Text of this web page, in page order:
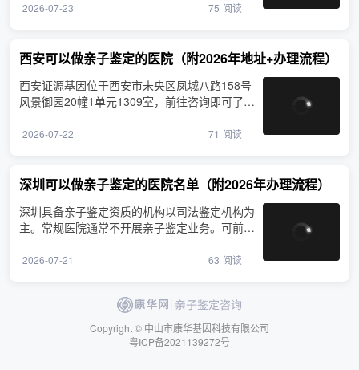
2026-07-23 75 阅读
西安可以做亲子鉴定的医院（附2026年地址+办理流程）
西安证源基因位于西安市未央区凤城八路158号
风景御园20幢1单元1309室，前往咨询即可了解
2026-07-22 71 阅读
深圳可以做亲子鉴定的医院名单（附2026年办理流程）
深圳具备亲子鉴定资质的机构以司法鉴定机构为
主。常规医院通常不开展亲子鉴定业务。可前往
2026-07-21 63 阅读
Copyright © 中山市康华基因科技有限公司
粤ICP备2021139272号